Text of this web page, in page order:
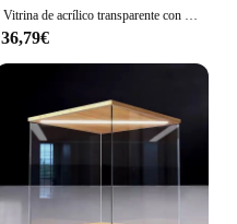
Vitrina de acrílico transparente con luces LED de anillo para figura de acción, caja de almacenamiento de polvo para montar modelos de coches y muñecas
36,79€